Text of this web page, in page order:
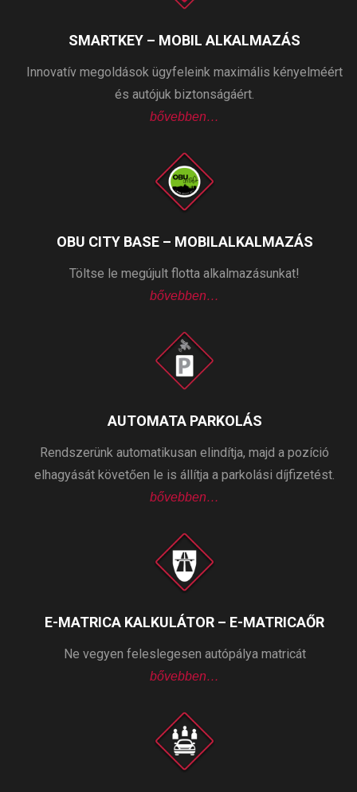
SMARTKEY – MOBIL ALKALMAZÁS
Innovatív megoldások ügyfeleink maximális kényelméért
és autójuk biztonságáért.
bővebben…
OBU CITY BASE – MOBILALKALMAZÁS
Töltse le megújult flotta alkalmazásunkat!
bővebben…
AUTOMATA PARKOLÁS
Rendszerünk automatikusan elindítja, majd a pozíció
elhagyását követően le is állítja a parkolási díjfizetést.
bővebben…
E-MATRICA KALKULÁTOR – E-MATRICAŐR
Ne vegyen feleslegesen autópálya matricát
bővebben…